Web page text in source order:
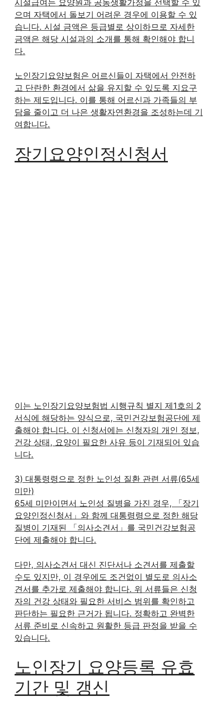
시설급여는 요양원과 공동생활가정을 선택할 수 있
으며 자택에서 돌보기 어려운 경우에 이용할 수 있
습니다. 시설 금액은 등급별로 상이하므로 자세한
금액은 해당 시설과의 소개를 통해 확인해야 합니
다.
노인장기요양보험은 어르신들이 자택에서 안전하
고 단란한 환경에서 삶을 유지할 수 있도록 지요구
하는 제도입니다. 이를 통해 어르신과 가족들의 부
담을 줄이고 더 나은 생활자연환경을 조성하는데 기
여합니다.
장기요양인정신청서
이는 노인장기요양보험법 시행규칙 별지 제1호의 2
서식에 해당하는 양식으로, 국민건강보험공단에 제
출해야 합니다. 이 신청서에는 신청자의 개인 정보,
건강 상태, 요양이 필요한 사유 등이 기재되어 있습
니다.
3) 대통령령으로 정한 노인성 질환 관련 서류(65세
미만)
65세 미만이면서 노인성 질병을 가진 경우, 「장기
요양인정신청서」와 함께 대통령령으로 정한 해당
질병이 기재된 「의사소견서」를 국민건강보험공
단에 제출해야 합니다.
다만, 의사소견서 대신 진단서나 소견서를 제출할
수도 있지만, 이 경우에도 조건없이 별도로 의사소
견서를 추가로 제출해야 합니다. 위 서류들은 신청
자의 건강 상태와 필요한 서비스 범위를 확인하고
판단하는 필요한 근거가 됩니다. 정확하고 완벽한
서류 준비로 신속하고 원활한 등급 판정을 받을 수
있습니다.
노인장기 요양등록 유효
기간 및 갱신